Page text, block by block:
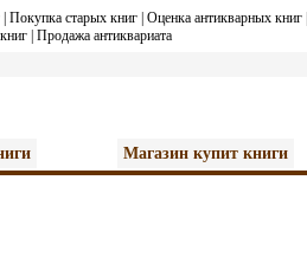
Покупка старых книг Оценка антикварных книг
| Продажа антиквариата
Магазин купит книги